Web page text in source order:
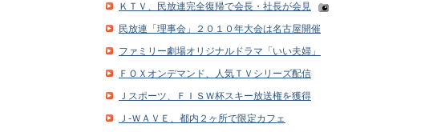
ＫＴＶ、民放連完全復帰で会長・社長が会見
民放連「理事会」２０１０年大会は名古屋開催
ファミリー劇場オリジナルドラマ「いい夫婦」
ＦＯＸオンデマンド、人気ＴＶシリーズ配信
Ｊスポーツ、ＦＩＳＷ杯スキー放送権を獲得
Ｊ‐ＷＡＶＥ、都内２ヶ所で限定カフェ